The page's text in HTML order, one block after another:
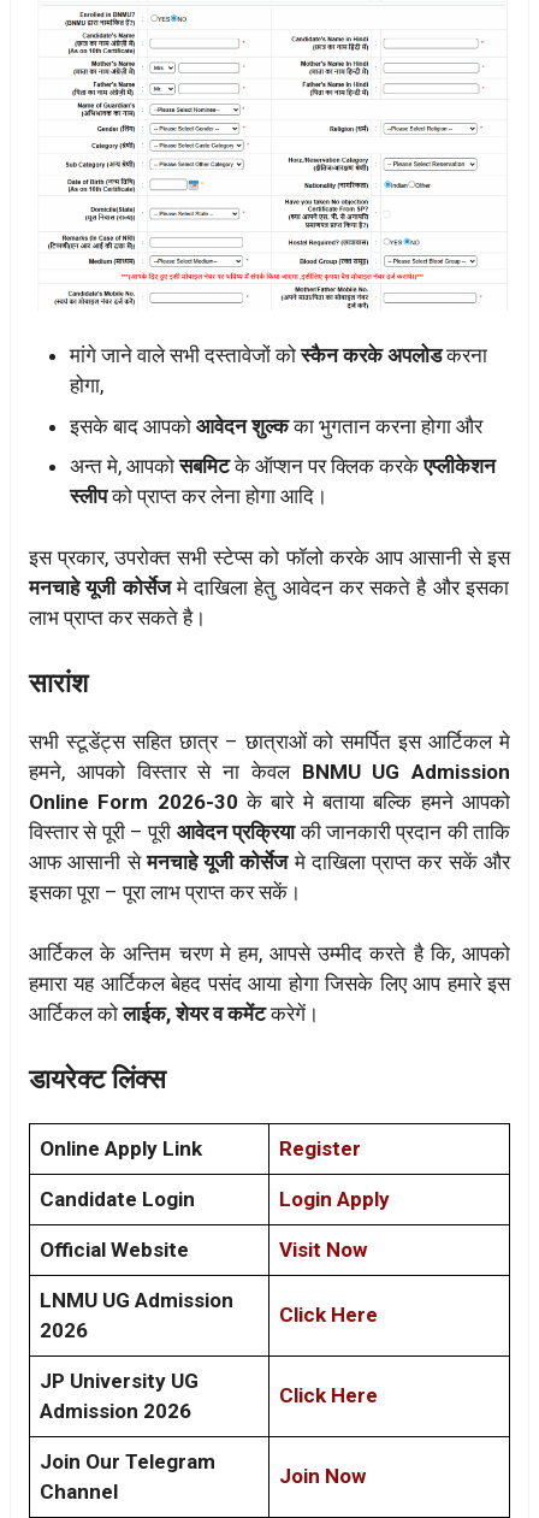
मांगे जाने वाले सभी दस्तावेजों कोस्कैन करके अपलोडकरना
होगा,
इसके बाद आपको आवेदन शुल्कका भुगतान करना होगा और
अन्त मे, आपकोसबमिटके ऑप्शन पर क्लिक करकेएप्लीकेशन
स्लीपको प्राप्त कर लेना होगा आदि।
इस प्रकार, उपरोक्त सभी स्टेप्स को फॉलो करके आप आसानी से इस
मनचाहे यूजी कोर्सेजमे दाखिला हेतु आवेदन कर सकते है और इसका
लाभ प्राप्त कर सकते है।
सारांश
सभी स्टूडेंट्स सहित छात्र – छात्राओं को समर्पित इस आर्टिकल मे
हमने, आपको विस्तार से ना केवल BNMU UG Admission
Online Form 2026-30 के बारे मे बताया बल्कि हमने आपको
विस्तार से पूरी – पूरी आवेदन प्रक्रियाकी जानकारी प्रदान की ताकि
आफ आसानी सेमनचाहे यूजी कोर्सेजमे दाखिला प्राप्त कर सकें और
इसका पूरा – पूरा लाभ प्राप्त कर सकें।
आर्टिकल के अन्तिम चरण मे हम, आपसे उम्मीद करते है कि, आपको
हमारा यह आर्टिकल बेहद पसंद आया होगा जिसके लिए आप हमारे इस
आर्टिकल कोलाईक, शेयर व कमेंटकरेगें।
डायरेक्ट लिंक्स
Online Apply Link Register
Candidate Login Login Apply
Official Website Visit Now
LNMU UG Admission
2026
Click Here
JP University UG
Admission 2026
Click Here
Join Our Telegram
Channel
Join Now